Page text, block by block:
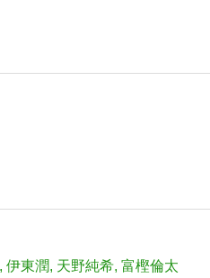
伊東潤 天野純希 富樫倫太